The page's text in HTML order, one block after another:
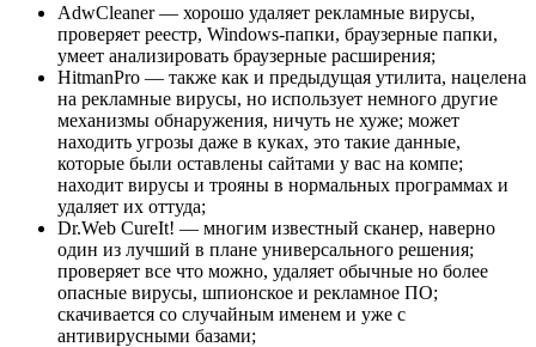
AdwCleaner — хорошо удаляет рекламные вирусы,
проверяет реестр, Windows-папки, браузерные папки,
умеет анализировать браузерные расширения;
HitmanPro — также как и предыдущая утилита, нацелена
на рекламные вирусы, но использует немного другие
механизмы обнаружения, ничуть не хуже; может
находить угрозы даже в куках, это такие данные,
которые были оставлены сайтами у вас на компе;
находит вирусы и трояны в нормальных программах и
удаляет их оттуда;
Dr.Web CureIt! — многим известный сканер, наверно
один из лучший в плане универсального решения;
проверяет все что можно, удаляет обычные но более
опасные вирусы, шпионское и рекламное ПО;
скачивается со случайным именем и уже с
антивирусными базами;